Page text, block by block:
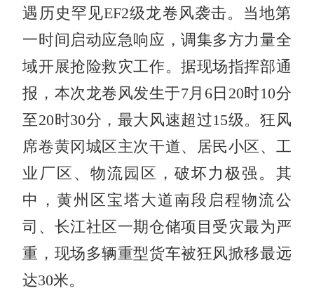
遇历史罕见EF2级龙卷风袭击。当地第
一时间启动应急响应，调集多方力量全
域开展抢险救灾工作。据现场指挥部通
报，本次龙卷风发生于7月6日20时10分
至20时30分，最大风速超过15级。狂风
席卷黄冈城区主次干道、居民小区、工
业厂区、物流园区，破坏力极强。其
中，黄州区宝塔大道南段启程物流公
司、长江社区一期仓储项目受灾最为严
重，现场多辆重型货车被狂风掀移最远
达30米。